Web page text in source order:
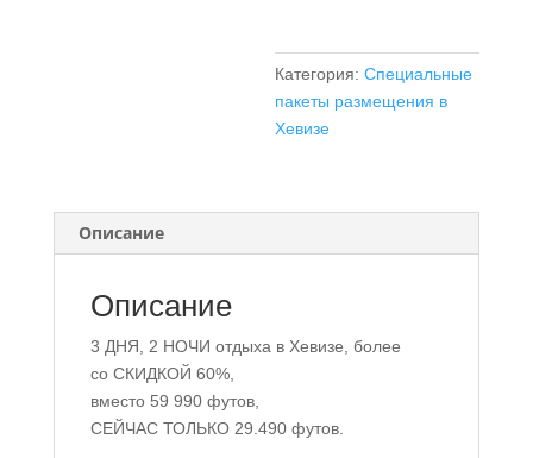
Категория:Специальные
пакеты размещения в
Хевизе
Описание
Описание
3 ДНЯ, 2 НОЧИ отдыха в Хевизе, более
со СКИДКОЙ 60%,
вместо 59 990 футов,
СЕЙЧАС ТОЛЬКО 29.490 футов.